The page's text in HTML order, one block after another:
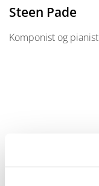
Steen Pade
Komponist og pianist